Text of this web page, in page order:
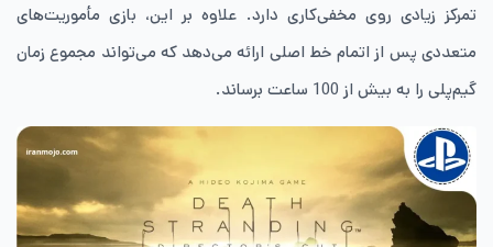
تمرکز زیادی روی مخفی‌کاری دارد. علاوه بر این، بازی مأموریت‌های
متعددی پس از اتمام خط اصلی ارائه می‌دهد که می‌تواند مجموع زمان
گیم‌پلی را به بیش از 100 ساعت برساند.